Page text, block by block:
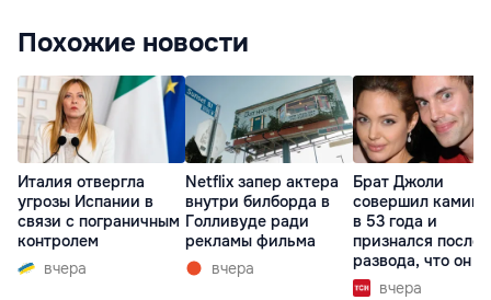
Похожие новости
Италия отвергла
угрозы Испании в
связи с пограничным
контролем
вчера
Netflix запер актера
внутри билборда в
Голливуде ради
рекламы фильма
вчера
Брат Джоли
совершил
в 53 года и
признался после
развода, что он
вчера